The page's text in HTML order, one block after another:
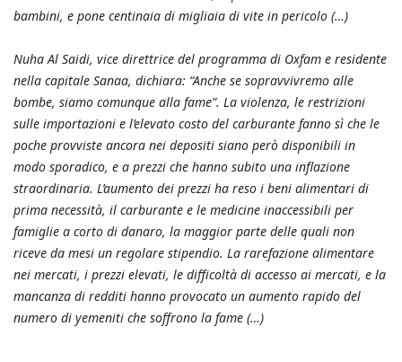
bambini, e pone centinaia di migliaia di vite in pericolo (…)
Nuha Al Saidi, vice direttrice del programma di Oxfam e residente
nella capitale Sanaa, dichiara: “Anche se sopravvivremo alle
bombe, siamo comunque alla fame”. La violenza, le restrizioni
sulle importazioni e l’elevato costo del carburante fanno sì che le
poche provviste ancora nei depositi siano però disponibili in
modo sporadico, e a prezzi che hanno subito una inflazione
straordinaria. L’aumento dei prezzi ha reso i beni alimentari di
prima necessità, il carburante e le medicine inaccessibili per
famiglie a corto di danaro, la maggior parte delle quali non
riceve da mesi un regolare stipendio. La rarefazione alimentare
nei mercati, i prezzi elevati, le difficoltà di accesso ai mercati, e la
mancanza di redditi hanno provocato un aumento rapido del
numero di yemeniti che soffrono la fame (…)